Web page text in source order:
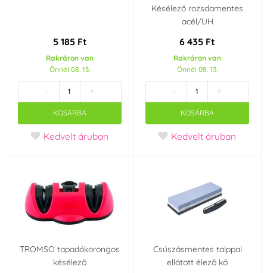
5 185 Ft
Rakráron van
Önnél 08. 13.
- +
KOSÁRBA
Kedvelt áruban
Késélező rozsdamentes
acél/UH
6 435 Ft
Rakráron van
Önnél 08. 13.
- +
KOSÁRBA
Kedvelt áruban
TROMSO tapadókorongos
késélező
Csúszásmentes talppal
ellátott élező kő